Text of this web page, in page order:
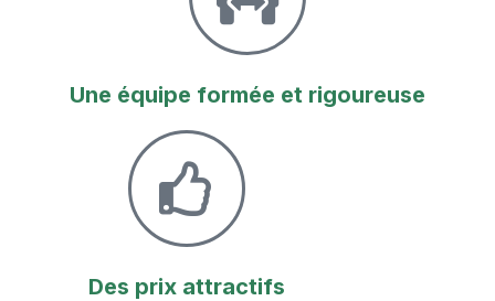
Une équipe formée et rigoureuse
Des prix attractifs